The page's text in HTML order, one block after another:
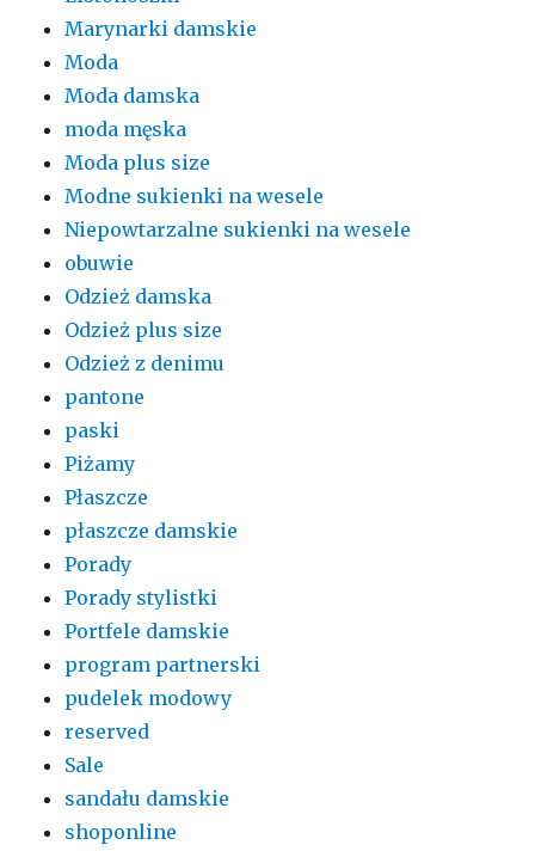
Marynarki damskie
Moda
Moda damska
moda męska
Moda plus size
Modne sukienki na wesele
Niepowtarzalne sukienki na wesele
obuwie
Odzież damska
Odzież plus size
Odzież z denimu
pantone
paski
Piżamy
Płaszcze
płaszcze damskie
Porady
Porady stylistki
Portfele damskie
program partnerski
pudelek modowy
reserved
Sale
sandału damskie
shoponline